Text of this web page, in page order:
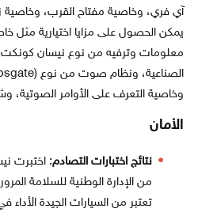
آي فري، وخاصية مفتاح القرب، وخاصية
يمكن الحصول على مزايا اختيارية مثل
معلومات وترفيه من نوع نيسان كونكت،
وخاصية التعرف على الأوامر الصوتية،
الأمان
نتائج اختبارات التصادم
من الإدارة الوطنية للسلامة
تعتبر من السيارات الجيدة الأداء